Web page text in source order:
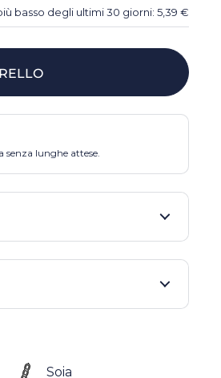
basso degli ultimi 30 giorni: 5,39 €
senza lunghe attese.
Soia